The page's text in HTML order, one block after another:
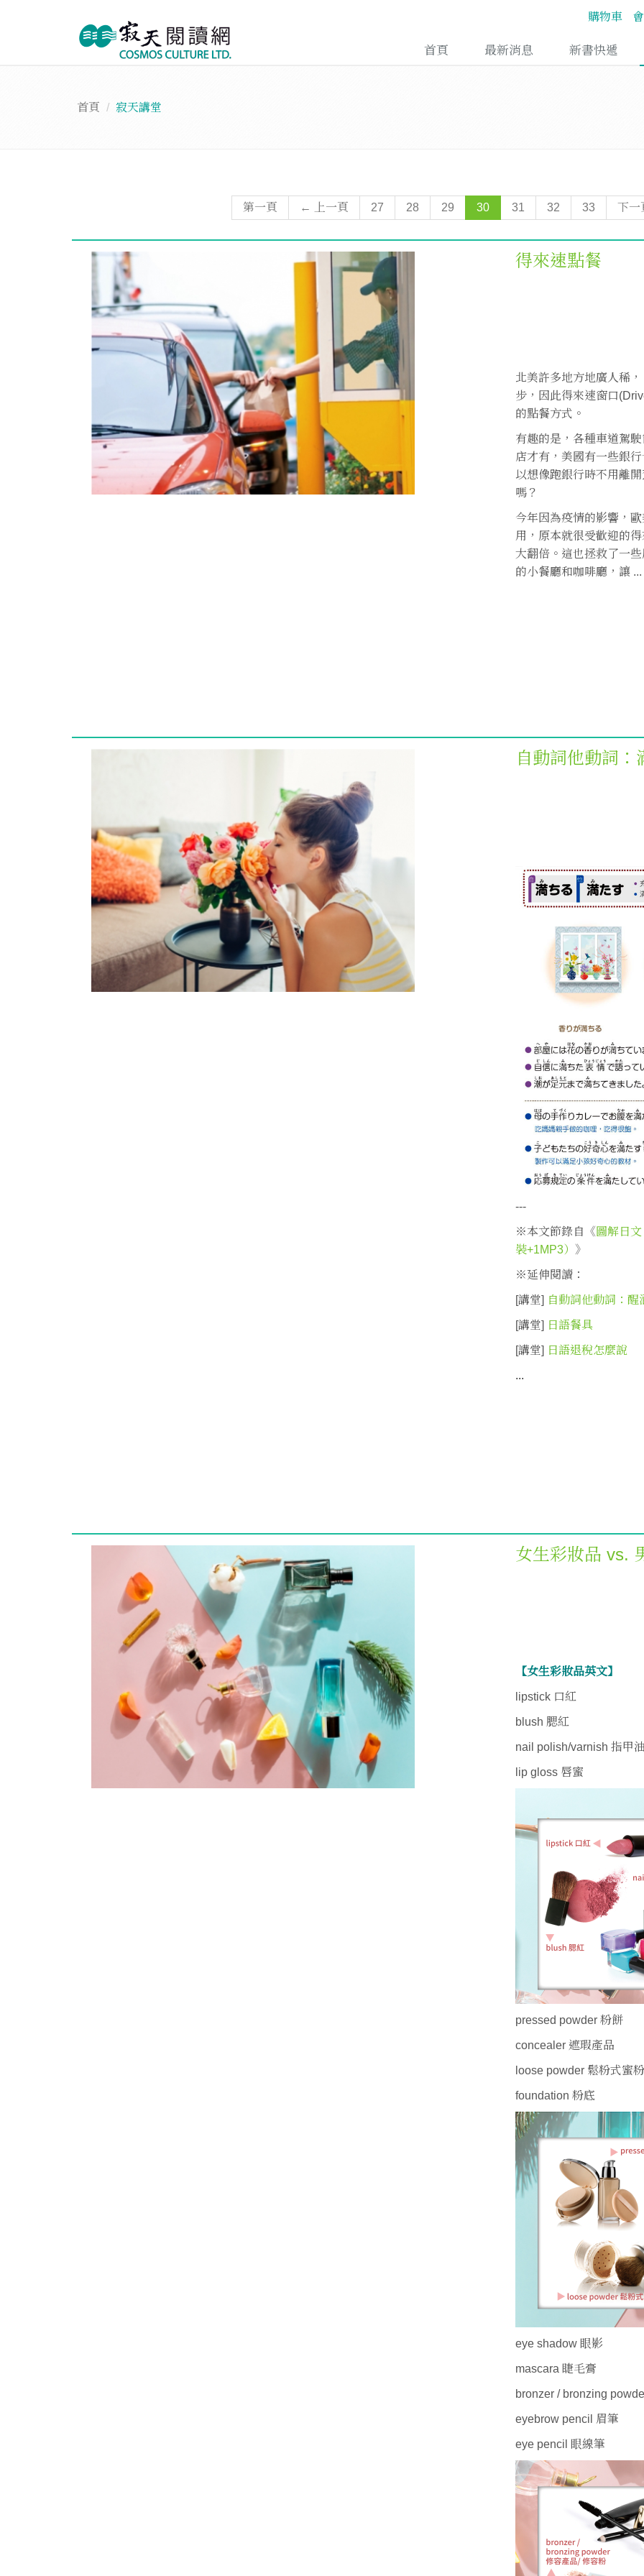
購物車
首頁 最新消息 新書快遞
首頁 寂天講堂
第一頁 ← 上一頁 27 28 29 30 31 32 33 下
得來速點餐
北美許多地方地廣人稀
步，因此得來速窗口
的點餐方式。
有趣的是，各種車道駕
店才有，美國有一些銀
以想像跑銀行時不用離
嗎？
今年因為疫情的影響，
用，原本就很受歡迎的
大翻倍。這也拯救了一
的小餐廳和咖啡廳，讓 ...
自動詞他動詞
---
※本文節錄自《 圖解日
裝+1MP3） 》
※延伸閱讀：
[講堂] 自動詞他動詞：醒
[講堂] 日語餐具
[講堂] 日語退稅怎麼說
...
女生彩妝品 vs.
【女生彩妝品英文】
lipstick 口紅
blush 腮紅
nail polish/varnish 指甲
lip gloss 唇蜜
pressed powder 粉餅
concealer 遮瑕產品
loose powder 鬆粉式蜜
foundation 粉底
eye shadow 眼影
mascara 睫毛膏
bronzer / bronzing
eyebrow pencil 眉筆
eye pencil 眼線筆